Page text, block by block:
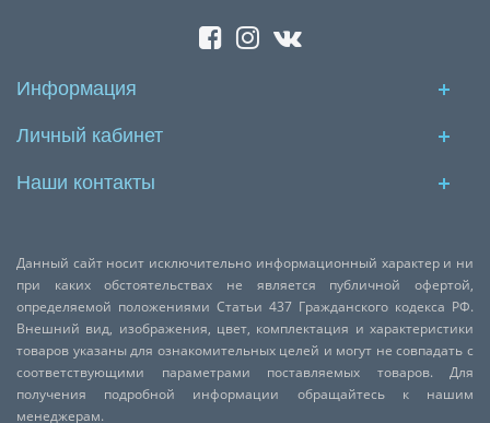
Информация
Личный кабинет
Наши контакты
Данный сайт носит исключительно информационный характер и ни
при каких обстоятельствах не является публичной офертой,
определяемой положениями Статьи 437 Гражданского кодекса РФ.
Внешний вид, изображения, цвет, комплектация и характеристики
товаров указаны для ознакомительных целей и могут не совпадать с
соответствующими параметрами поставляемых товаров. Для
получения подробной информации обращайтесь к нашим
менеджерам.